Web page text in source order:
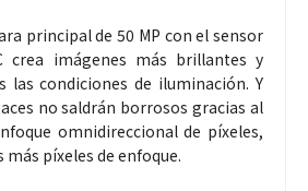
principal de 50 MP con el sensor
crea imágenes más brillantes y
las condiciones de iluminación. Y
no saldrán borrosos gracias al
omnidireccional de píxeles,
más píxeles de enfoque.